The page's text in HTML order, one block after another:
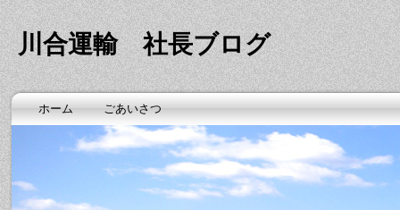
川合運輸 社長ブログ
ホーム ごあいさつ